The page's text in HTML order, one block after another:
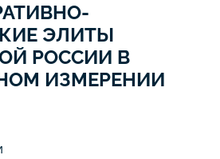
ЭЛИТЫ
РОССИИ В
ИЗМЕРЕНИИ